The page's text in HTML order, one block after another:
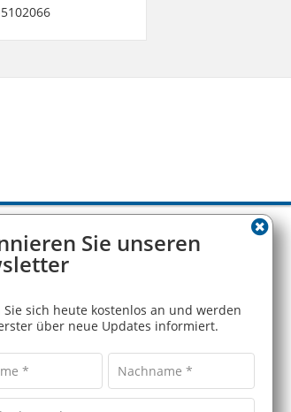
Sie unseren
Sie sich heute kostenlos an und werden
über neue Updates informiert.